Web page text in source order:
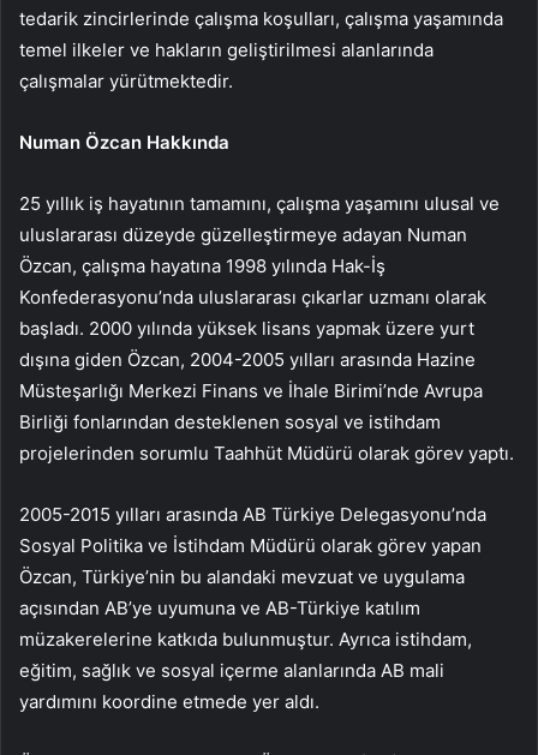
tedarik zincirlerinde çalışma koşulları, çalışma yaşamında
temel ilkeler ve hakların geliştirilmesi alanlarında
çalışmalar yürütmektedir.
Numan Özcan Hakkında
25 yıllık iş hayatının tamamını, çalışma yaşamını ulusal ve
uluslararası düzeyde güzelleştirmeye adayan Numan
Özcan, çalışma hayatına 1998 yılında Hak-İş
Konfederasyonu’nda uluslararası çıkarlar uzmanı olarak
başladı. 2000 yılında yüksek lisans yapmak üzere yurt
dışına giden Özcan, 2004-2005 yılları arasında Hazine
Müsteşarlığı Merkezi Finans ve İhale Birimi’nde Avrupa
Birliği fonlarından desteklenen sosyal ve istihdam
projelerinden sorumlu Taahhüt Müdürü olarak görev yaptı.
2005-2015 yılları arasında AB Türkiye Delegasyonu’nda
Sosyal Politika ve İstihdam Müdürü olarak görev yapan
Özcan, Türkiye’nin bu alandaki mevzuat ve uygulama
açısından AB’ye uyumuna ve AB-Türkiye katılım
müzakerelerine katkıda bulunmuştur. Ayrıca istihdam,
eğitim, sağlık ve sosyal içerme alanlarında AB mali
yardımını koordine etmede yer aldı.